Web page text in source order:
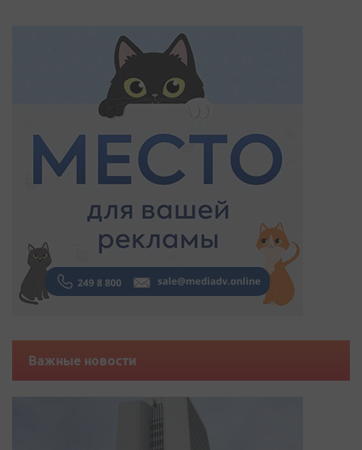
Важные новости